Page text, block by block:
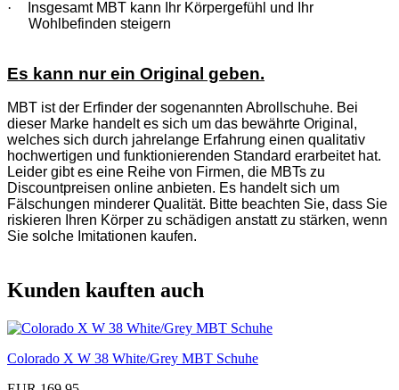
·
Insgesamt MBT kann Ihr Körpergefühl und Ihr
Wohlbefinden steigern
Es kann nur ein Original geben.
MBT ist der Erfinder der sogenannten Abrollschuhe. Bei
dieser Marke handelt es sich um das bewährte Original,
welches sich durch jahrelange Erfahrung einen qualitativ
hochwertigen und funktionierenden Standard erarbeitet hat.
Leider gibt es eine Reihe von Firmen, die MBTs zu
Discountpreisen online anbieten. Es handelt sich um
Fälschungen minderer Qualität. Bitte beachten Sie, dass Sie
riskieren Ihren Körper zu schädigen anstatt zu stärken, wenn
Sie solche Imitationen kaufen.
Kunden kauften auch
Colorado X W 38 White/Grey MBT Schuhe